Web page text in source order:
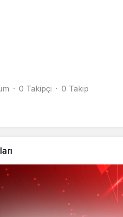
0 Takipçi 0 Takip